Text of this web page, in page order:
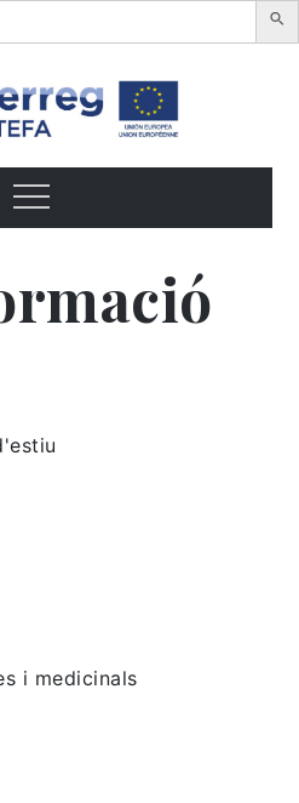
frutos
Menu
i medicinals